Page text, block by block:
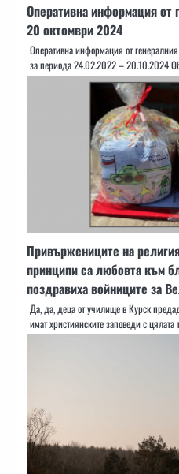
Оперативна информация от
20 октомври 2024
Оперативна информация от
за периода 24.02.2022 – 20.10.2024
Привържениците на
принципи са любовта към
поздравиха войниците за
Да, да, деца от училище в Курск
имат християнските заповеди с цялата